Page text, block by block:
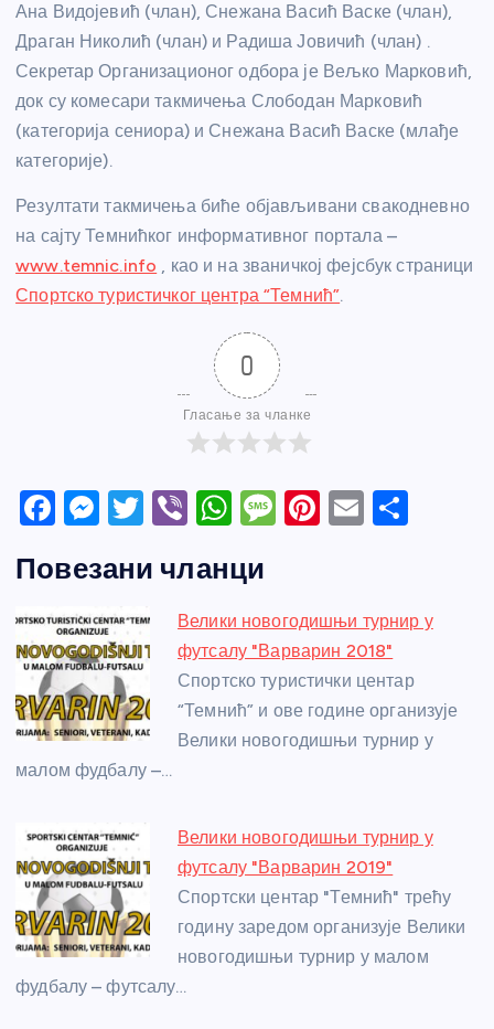
Ана Видојевић (члан), Снежана Васић Васке (члан),
Драган Николић (члан) и Радиша Јовичић (члан) .
Секретар Организационог одбора је Вељко Марковић,
док су комесари такмичења Слободан Марковић
(категорија сениора) и Снежана Васић Васке (млађе
категорије).
Резултати такмичења биће објављивани свакодневно
на сајту Темнићког информативног портала –
www.temnic.info , као и на званичкој фејсбук страници
Спортско туристичког центра “Темнић”.
0
Гласање за чланке
F
c
e
b
o
o
k
M
ss
e
n
g
er
T
itt
er
Vi
er
W
at
s
A
p
p
M
a
g
e
Pi
e
st
E
e
Повезани чланци
Велики новогодишњи турнир у
футсалу "Варварин 2018"
Спортско туристички центар
“Темнић” и ове године организује
Велики новогодишњи турнир у
малом фудбалу –…
Велики новогодишњи турнир у
футсалу "Варварин 2019"
Спортски центар "Темнић" трећу
годину заредом организује Велики
новогодишњи турнир у малом
фудбалу – футсалу…